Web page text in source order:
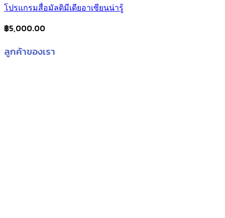
โปรแกรมสื่อมัลติมีเดียอาเซียนน่ารู้
฿5,000.00
ลูกค้าของเรา